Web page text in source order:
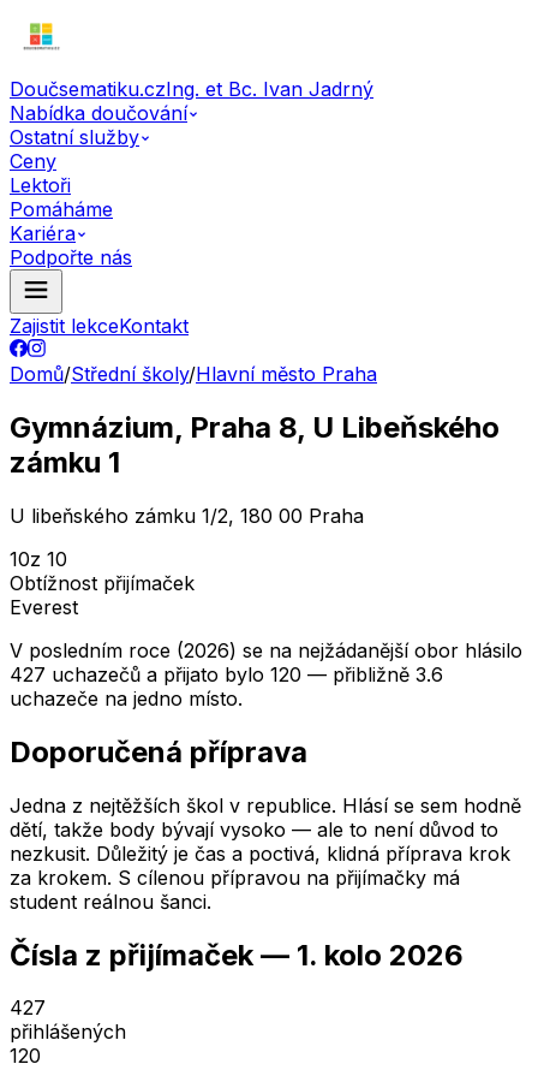
Doučsematiku.czIng. et Bc. Ivan Jadrný
Nabídka doučování
Ostatní služby
Ceny
Lektoři
Pomáháme
Kariéra
Podpořte nás
Zajistit lekceKontakt
Domů/Střední školy/Hlavní město Praha
Gymnázium, Praha 8, U Libeňského
zámku 1
U libeňského zámku 1/2, 180 00 Praha
10z 10
Obtížnost přijímaček
Everest
V posledním roce (2026) se na nejžádanější obor hlásilo
427 uchazečů a přijato bylo 120 — přibližně 3.6
uchazeče na jedno místo.
Doporučená příprava
Jedna z nejtěžších škol v republice. Hlásí se sem hodně
dětí, takže body bývají vysoko — ale to není důvod to
nezkusit. Důležitý je čas a poctivá, klidná příprava krok
za krokem. S cílenou přípravou na přijímačky má
student reálnou šanci.
Čísla z přijímaček — 1. kolo 2026
427
přihlášených
120